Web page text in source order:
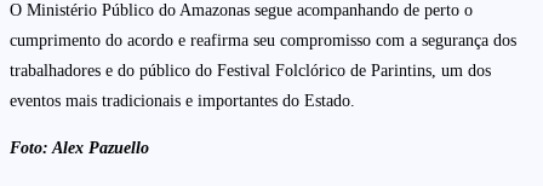
O Ministério Público do Amazonas segue acompanhando de perto o
cumprimento do acordo e reafirma seu compromisso com a segurança dos
trabalhadores e do público do Festival Folclórico de Parintins, um dos
eventos mais tradicionais e importantes do Estado.
Foto: Alex Pazuello